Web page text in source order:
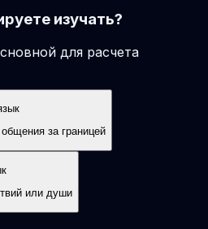
изучать?
для расчета
за границей
или души